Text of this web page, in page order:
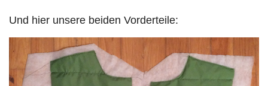
Und hier unsere beiden Vorderteile: